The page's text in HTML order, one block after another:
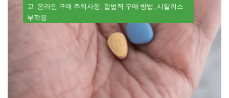
교 온라인 구매 주의사항 합법적 구매 방법 시알리스
부작용